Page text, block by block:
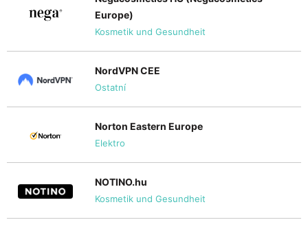
Europe)
Kosmetik und Gesundheit
NordVPN CEE
Ostatní
Norton Eastern Europe
Elektro
NOTINO.hu
Kosmetik und Gesundheit